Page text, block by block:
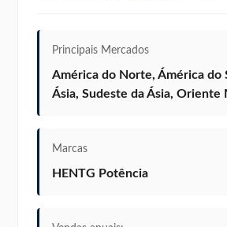
Principais Mercados
América do Norte, Ámérica do
Ásia, Sudeste da Ásia,
Marcas
HENTG Potência